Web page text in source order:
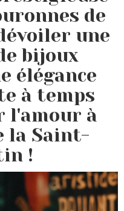
de
une
bijoux
élégance
à temps
l'amour à
la Saint-
!